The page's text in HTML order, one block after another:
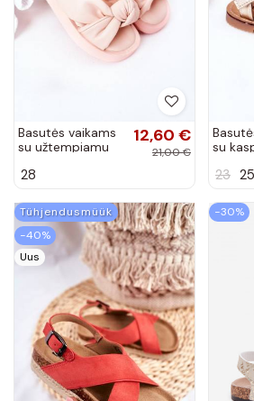
Basutės vaikams
su užtempiamu
spalvos
12,60 €
21,00 €
28
su
23 25
Tühjendusmüük
−40%
Uus
−30%